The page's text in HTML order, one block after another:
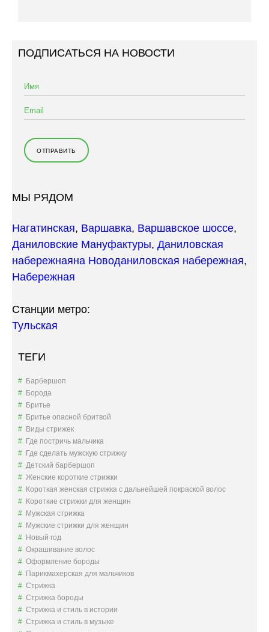
ПОДПИСАТЬСЯ НА НОВОСТИ
МЫ РЯДОМ
Нагатинская, Варшавка, Варшавское шоссе,
Даниловские Мануфактуры, Даниловская
набережнаяна Новоданиловская набережная,
Набережная
Станции метро:
Тульская
ТЕГИ
Барбершоп
Борода
Бритье
Бритье опасной бритвой
Виды стрижек
Где постричь мальчика
Где сделать мужскую стрижку
Детский барбершоп
Женские короткие стрижки
Короткая женская стрижка с дальнейшей покраской волос
Короткие стрижки для женщин
Мужская стрижка
Мужские стрижки для женщин
Новый год
Окрашивание волос
Оформление бороды
Парикмахерская для мальчиков
Стрижка
Стрижка бороды
Стрижка и стиль в истории
Стрижка и стиль в музыке